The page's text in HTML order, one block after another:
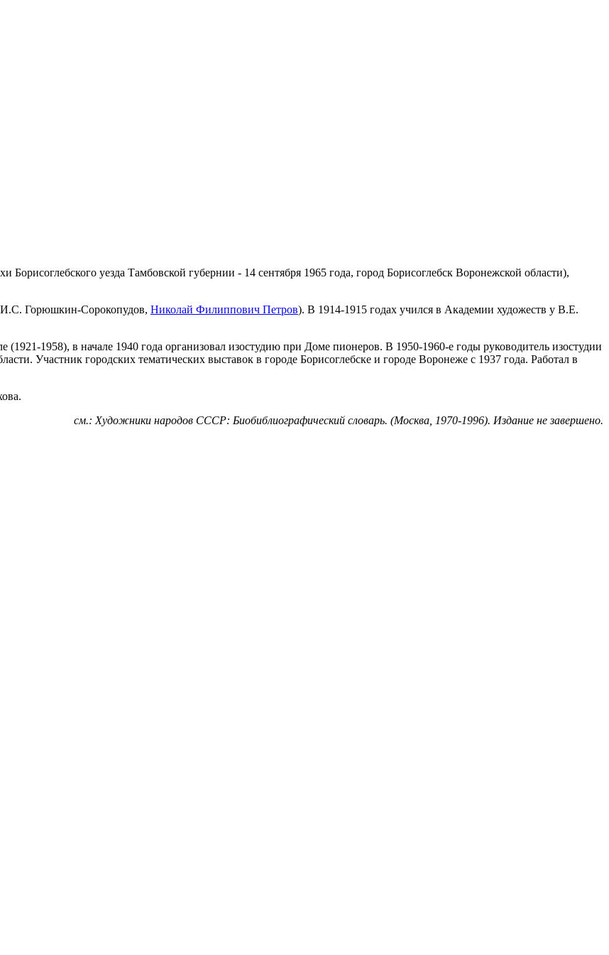
Борисоглебского уезда Тамбовской губернии - 14 сентября 1965 года, город Борисоглебск Воронежской области),
И.С. Горюшкин-Сорокопудов, Николай Филиппович Петров). В 1914-1915 годах учился в Академии художеств у В.Е.
(1921-1958), в начале 1940 года организовал изостудию при Доме пионеров. В 1950-1960-е годы руководитель изостудии
Участник городских тематических выставок в городе Борисоглебске и городе Воронеже с 1937 года. Работал в
см.: Художники народов СССР: Биобиблиографический словарь. (Москва, 1970-1996). Издание не завершено.